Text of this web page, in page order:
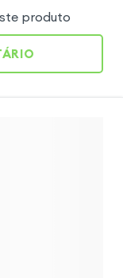
produto